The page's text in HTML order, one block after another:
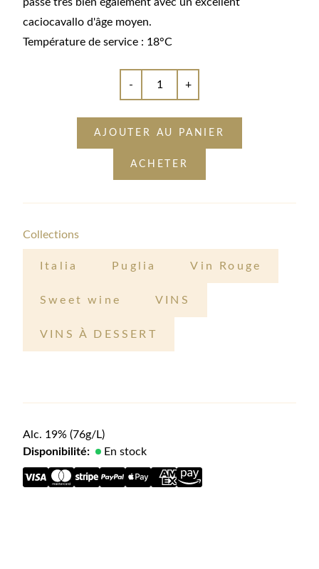
caciocavallo d'âge moyen.
Température de service : 18°C
- +
AJOUTER AU PANIER
ACHETER
Collections
Italia Puglia Vin Rouge
Sweet wine VINS
VINS À DESSERT
Alc. 19% (76g/L)
Disponibilité:
En stock